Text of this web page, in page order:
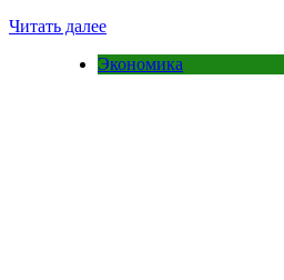
Читать далее
Экономика